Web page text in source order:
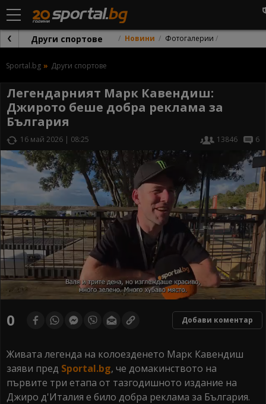
Други спортове Новини Фотогалерии
Sportal.bg Други спортове
Легендарният Марк Кавендиш:
Джирото беше добра реклама за
България
16 май 2026 | 08:25 13846 6
of0 Добави коментар
Живата легенда на колоезденето Марк Кавендиш
заяви пред Sportal.bg, че домакинството на
първите три етапа от тазгодишното издание на
Джиро д'Италия е било добра реклама за България.